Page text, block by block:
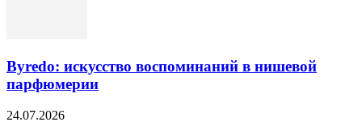
Byredo: искусство воспоминаний в нишевой
парфюмерии
24.07.2026